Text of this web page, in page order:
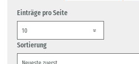
Einträge pro Seite
Sortierung